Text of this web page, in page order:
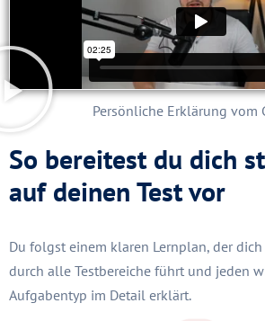
Persönliche Erklärung vom
So bereitest du dich
auf deinen Test vor
Du folgst einem klaren Lernplan, der
durch alle Testbereiche führt und jeden
Aufgabentyp im Detail erklärt.